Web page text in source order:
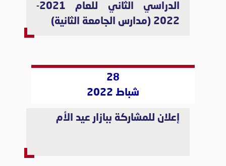
الدراسي الثاني للعام 2021-
2022 (مدارس الجامعة الثانية)
28
شباط 2022
إعلان للمشاركة ببازار عيد الأم